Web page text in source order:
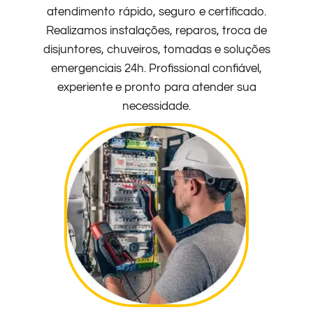
atendimento rápido, seguro e certificado.
Realizamos instalações, reparos, troca de
disjuntores, chuveiros, tomadas e soluções
emergenciais 24h. Profissional confiável,
experiente e pronto para atender sua
necessidade.